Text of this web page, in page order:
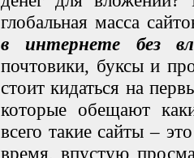
глобальная масса
в интернете без
почтовики, буксы и
стоит кидаться на
которые обещают
всего такие сайты –
время, впустую